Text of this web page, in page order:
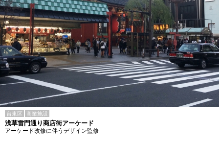
台東区 商業施設
浅草雷門通り商店街アーケード
アーケード改修に伴うデザイン監修